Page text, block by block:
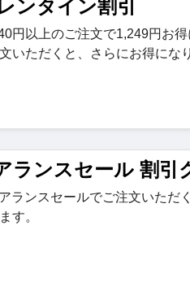
ンタイン割引
円以上のご注文で1,249円お得
いただくと、さらにお得にな
ランスセール 割引
ランスセールでご注文いただ
す。